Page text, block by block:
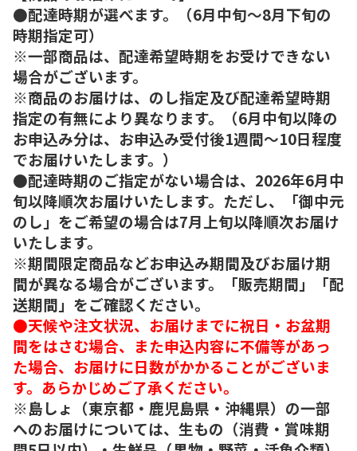
●配達時期が選べます。（6月中旬～8月下旬の
時期指定可）
※一部商品は、配達希望時期をお受けできない
場合がございます。
※商品のお届けは、のし指定及び配達希望時期
指定の有無により異なります。（6月中旬以降の
お申込み分は、お申込み受付後1週間～10日程度
でお届けいたします。）
●配達時期のご指定がない場合は、2026年6月中
旬以降順次お届けいたします。ただし、「御中元
のし」をご希望の場合は7月上旬以降順次お届け
いたします。
※期間限定商品などお申込み期間及びお届け期
間が異なる場合がございます。「販売期間」「配
送期間」をご確認ください。
●天候や注文状況、お届けまでに祝日・お盆期
間をはさむ場合、また申込内容に不備等があっ
た場合、お届けに日数がかかることがございま
す。あらかじめご了承ください。
※島しょ（東京都・鹿児島県・沖縄県）の一部
へのお届けについては、生もの（消費・賞味期